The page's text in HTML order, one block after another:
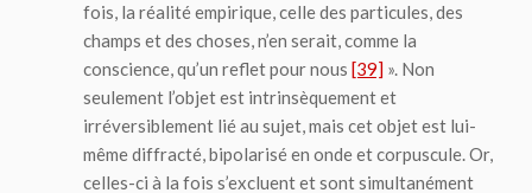
fois, la réalité empirique, celle des particules, des
champs et des choses, n’en serait, comme la
conscience, qu’un reflet pour nous [39] ». Non
seulement l’objet est intrinsèquement et
irréversiblement lié au sujet, mais cet objet est lui-
même diffracté, bipolarisé en onde et corpuscule. Or,
celles-ci à la fois s’excluent et sont simultanément